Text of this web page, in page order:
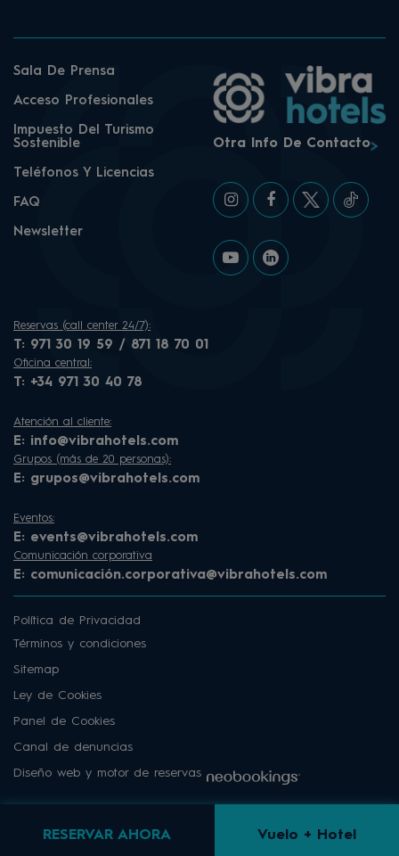
RESERVAR AHORA Vuelo + Hotel
Sala De Prensa
Acceso Profesionales
Impuesto Del Turismo
Sostenible
Teléfonos Y Licencias
FAQ
Newsletter
Otra Info De Contacto
Reservas (call center 24/7):
T: 971 30 19 59 / 871 18 70 01
Oficina central:
T: +34 971 30 40 78
Atención al cliente:
E: info@vibrahotels.com
Grupos (más de 20 personas):
E: grupos@vibrahotels.com
Eventos:
E: events@vibrahotels.com
Comunicación corporativa
E: comunicación.corporativa@vibrahotels.com
Política de Privacidad
Términos y condiciones
Sitemap
Ley de Cookies
Panel de Cookies
Canal de denuncias
Diseño web y motor de reservas